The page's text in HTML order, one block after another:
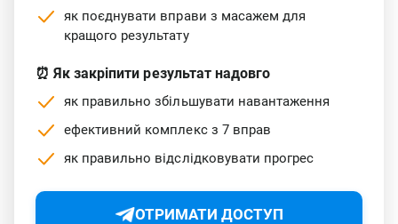
як поєднувати вправи з масажем для
кращого результату
⏰ Як закріпити результат надовго
як правильно збільшувати навантаження
ефективний комплекс з 7 вправ
як правильно відслідковувати прогрес
ОТРИМАТИ ДОСТУП